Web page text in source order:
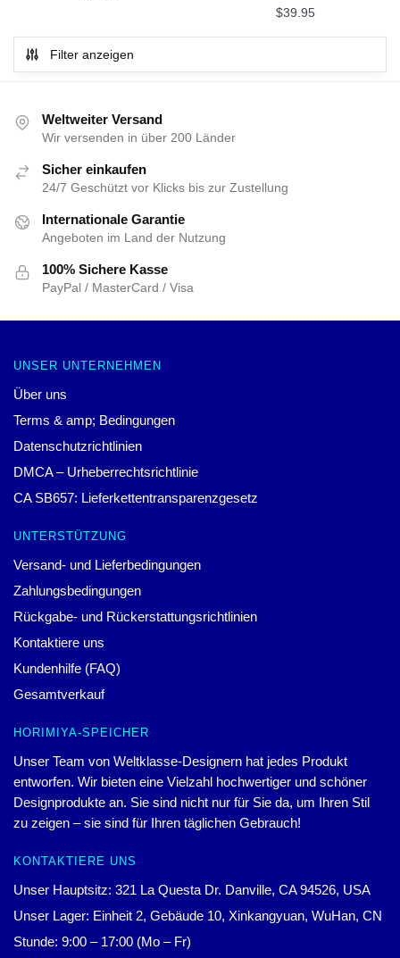
$39.95
Filter anzeigen
Weltweiter Versand
Wir versenden in über 200 Länder
Sicher einkaufen
24/7 Geschützt vor Klicks bis zur Zustellung
Internationale Garantie
Angeboten im Land der Nutzung
100% Sichere Kasse
PayPal / MasterCard / Visa
UNSER UNTERNEHMEN
Über uns
Terms & amp; Bedingungen
Datenschutzrichtlinien
DMCA – Urheberrechtsrichtlinie
CA SB657: Lieferkettentransparenzgesetz
UNTERSTÜTZUNG
Versand- und Lieferbedingungen
Zahlungsbedingungen
Rückgabe- und Rückerstattungsrichtlinien
Kontaktiere uns
Kundenhilfe (FAQ)
Gesamtverkauf
HORIMIYA-SPEICHER
Unser Team von Weltklasse-Designern hat jedes Produkt
entworfen. Wir bieten eine Vielzahl hochwertiger und schöner
Designprodukte an. Sie sind nicht nur für Sie da, um Ihren Stil
zu zeigen – sie sind für Ihren täglichen Gebrauch!
KONTAKTIERE UNS
Unser Hauptsitz: 321 La Questa Dr. Danville, CA 94526, USA
Unser Lager: Einheit 2, Gebäude 10, Xinkangyuan, WuHan, CN
Stunde: 9:00 – 17:00 (Mo – Fr)